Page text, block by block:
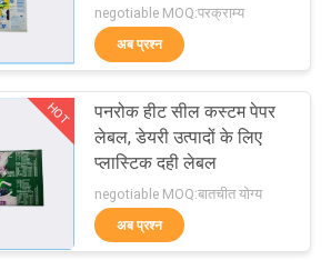
सीलिंग फिल्म
negotiable MOQ:परक्राम्य
अब प्रश्न
HOT
पनरोक हीट सील कस्टम पेपर
लेबल, डेयरी उत्पादों के लिए
प्लास्टिक दही लेबल
negotiable MOQ:बातचीत योग्य
अब प्रश्न